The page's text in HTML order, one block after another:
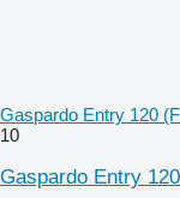
Gaspardo Entry 120
10
Gaspardo Entry